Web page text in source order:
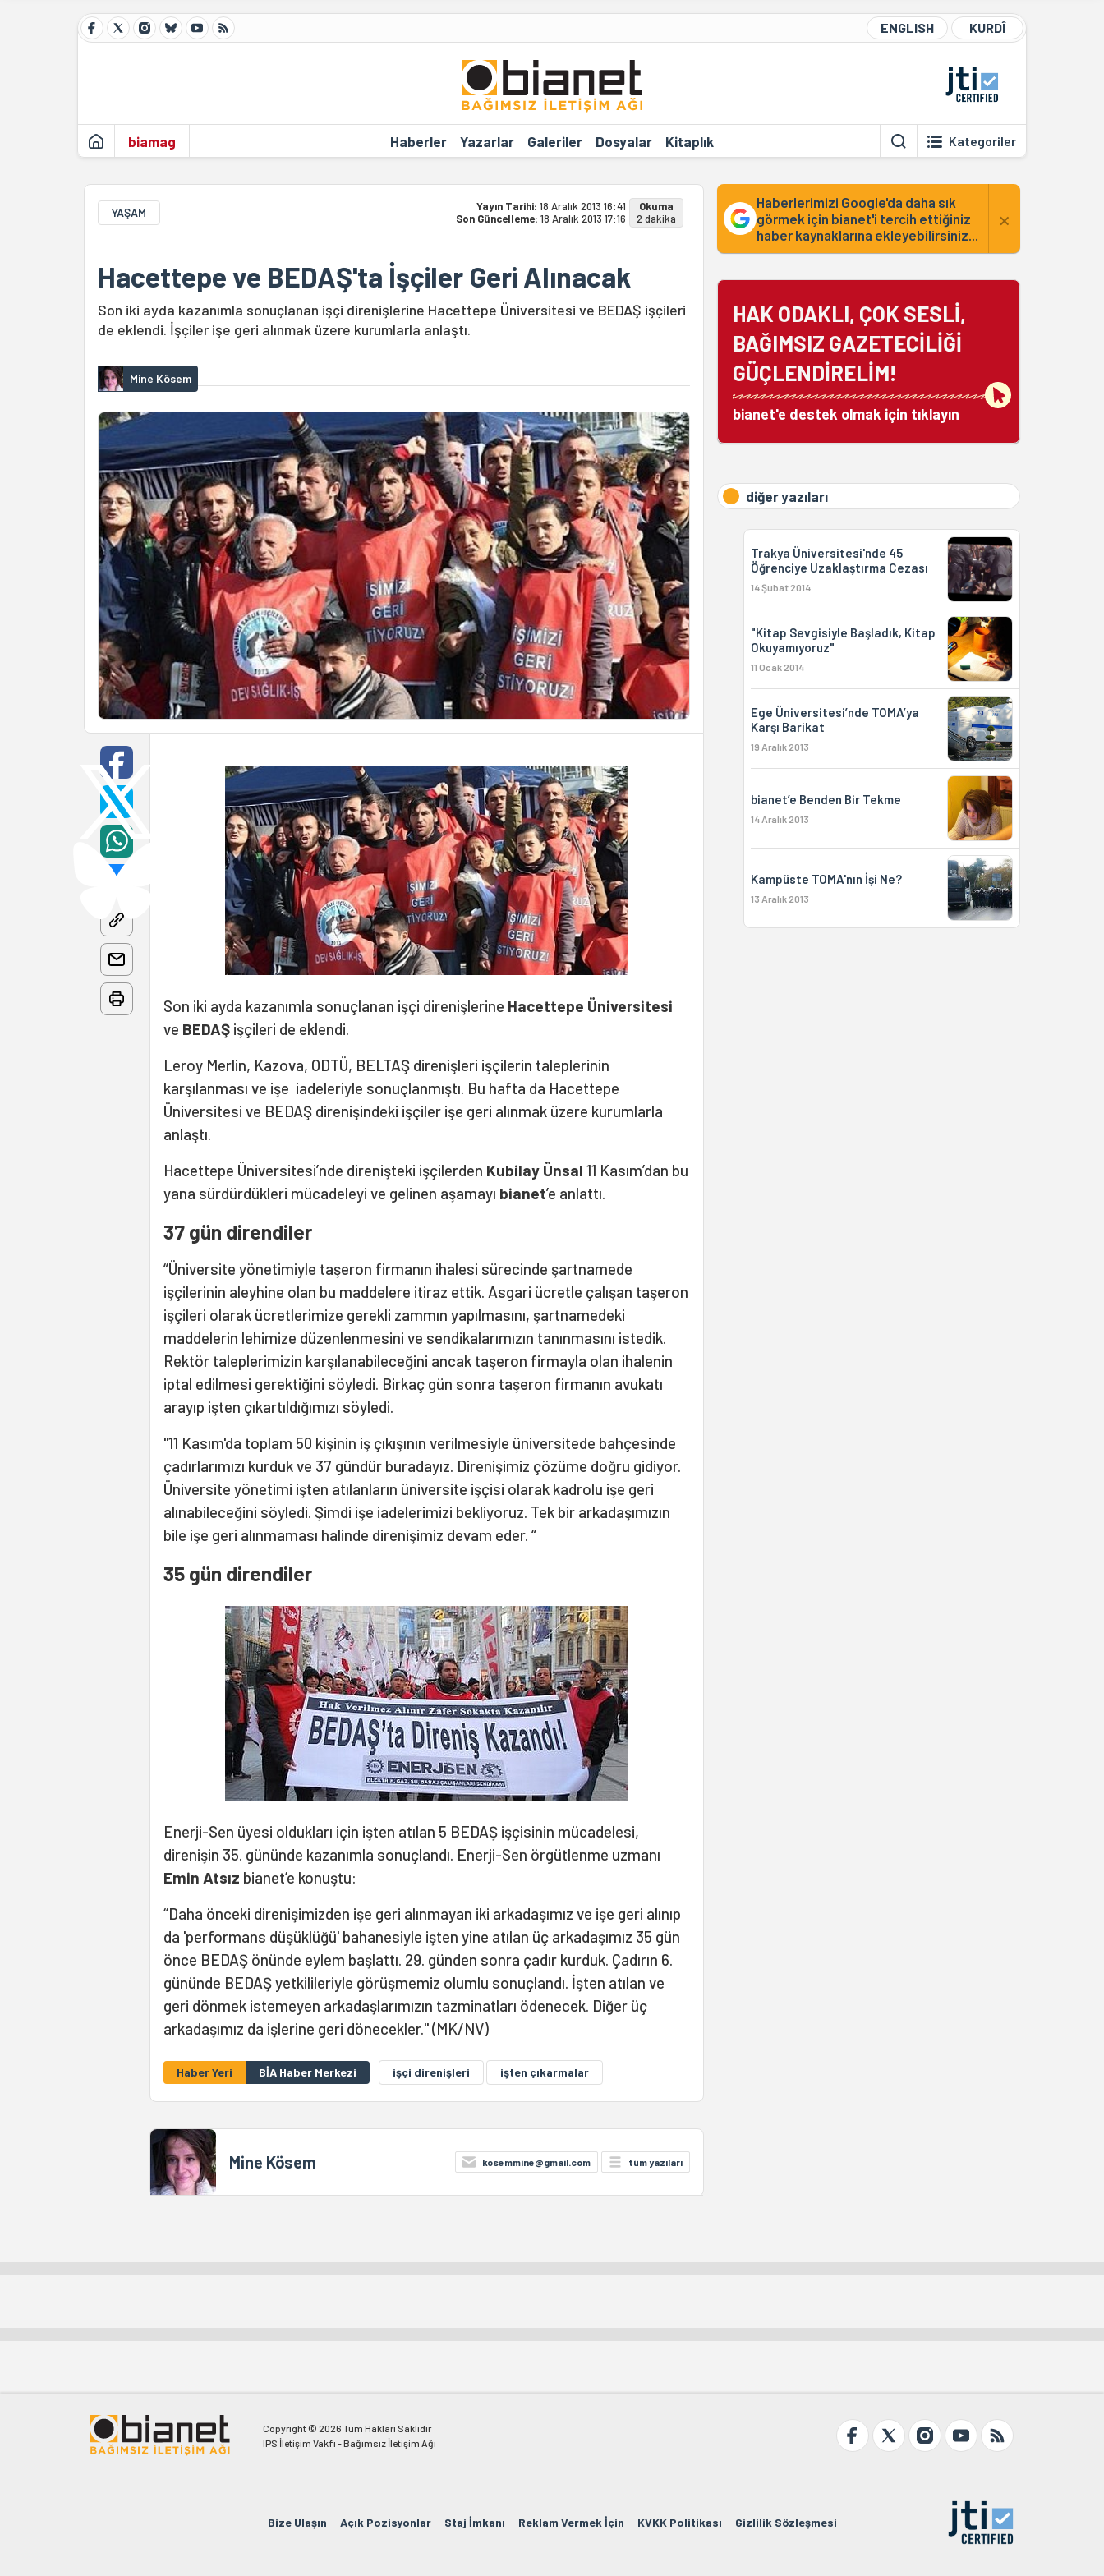
ENGLISH KURDÎ
biamag Haberler Yazarlar Galeriler Dosyalar Kitaplık Kategoriler
YAŞAM Yayın Tarihi: 18 Aralık 2013 16:41
Son Güncelleme: 18 Aralık 2013 17:16
Okuma
2 dakika
Hacettepe ve BEDAŞ'ta İşçiler Geri Alınacak
Son iki ayda kazanımla sonuçlanan işçi direnişlerine Hacettepe Üniversitesi ve BEDAŞ işçileri
de eklendi. İşçiler işe geri alınmak üzere kurumlarla anlaştı.
Mine Kösem
Son iki ayda kazanımla sonuçlanan işçi direnişlerine Hacettepe Üniversitesi
ve BEDAŞ işçileri de eklendi.
Leroy Merlin, Kazova, ODTÜ, BELTAŞ direnişleri işçilerin taleplerinin
karşılanması ve işe iadeleriyle sonuçlanmıştı. Bu hafta da Hacettepe
Üniversitesi ve BEDAŞ direnişindeki işçiler işe geri alınmak üzere kurumlarla
anlaştı.
Hacettepe Üniversitesi’nde direnişteki işçilerden Kubilay Ünsal 11 Kasım’dan bu
yana sürdürdükleri mücadeleyi ve gelinen aşamayı bianet’e anlattı.
37 gün direndiler
“Üniversite yönetimiyle taşeron firmanın ihalesi sürecinde şartnamede
işçilerinin aleyhine olan bu maddelere itiraz ettik. Asgari ücretle çalışan taşeron
işçileri olarak ücretlerimize gerekli zammın yapılmasını, şartnamedeki
maddelerin lehimize düzenlenmesini ve sendikalarımızın tanınmasını istedik.
Rektör taleplerimizin karşılanabileceğini ancak taşeron firmayla olan ihalenin
iptal edilmesi gerektiğini söyledi. Birkaç gün sonra taşeron firmanın avukatı
arayıp işten çıkartıldığımızı söyledi.
"11 Kasım'da toplam 50 kişinin iş çıkışının verilmesiyle üniversitede bahçesinde
çadırlarımızı kurduk ve 37 gündür buradayız. Direnişimiz çözüme doğru gidiyor.
Üniversite yönetimi işten atılanların üniversite işçisi olarak kadrolu işe geri
alınabileceğini söyledi. Şimdi işe iadelerimizi bekliyoruz. Tek bir arkadaşımızın
bile işe geri alınmaması halinde direnişimiz devam eder. “
35 gün direndiler
Enerji-Sen üyesi oldukları için işten atılan 5 BEDAŞ işçisinin mücadelesi,
direnişin 35. gününde kazanımla sonuçlandı. Enerji-Sen örgütlenme uzmanı
Emin Atsız bianet’e konuştu:
“Daha önceki direnişimizden işe geri alınmayan iki arkadaşımız ve işe geri alınıp
da 'performans düşüklüğü' bahanesiyle işten yine atılan üç arkadaşımız 35 gün
önce BEDAŞ önünde eylem başlattı. 29. günden sonra çadır kurduk. Çadırın 6.
gününde BEDAŞ yetkilileriyle görüşmemiz olumlu sonuçlandı. İşten atılan ve
geri dönmek istemeyen arkadaşlarımızın tazminatları ödenecek. Diğer üç
arkadaşımız da işlerine geri dönecekler." (MK/NV)
Haber Yeri BİA Haber Merkezi işçi direnişleri işten çıkarmalar
Mine Kösem kosemmine@gmail.com tüm yazıları
Haberlerimizi Google'da daha sık
görmek için bianet'i tercih ettiğiniz
haber kaynaklarına ekleyebilirsiniz...
×
HAK ODAKLI, ÇOK SESLİ,
BAĞIMSIZ GAZETECİLİĞİ
GÜÇLENDİRELİM!
bianet'e destek olmak için tıklayın
diğer yazıları
Trakya Üniversitesi'nde 45
Öğrenciye Uzaklaştırma Cezası
14 Şubat 2014
"Kitap Sevgisiyle Başladık, Kitap
Okuyamıyoruz"
11 Ocak 2014
Ege Üniversitesi’nde TOMA’ya
Karşı Barikat
19 Aralık 2013
bianet’e Benden Bir Tekme
14 Aralık 2013
Kampüste TOMA'nın İşi Ne?
13 Aralık 2013
Copyright © 2026 Tüm Hakları Saklıdır
IPS İletişim Vakfı - Bağımsız İletişim Ağı
Bize Ulaşın Açık Pozisyonlar Staj İmkanı Reklam Vermek İçin KVKK Politikası Gizlilik Sözleşmesi